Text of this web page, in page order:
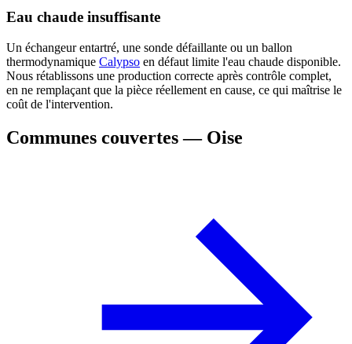
Eau chaude insuffisante
Un échangeur entartré, une sonde défaillante ou un ballon
thermodynamique Calypso en défaut limite l'eau chaude disponible.
Nous rétablissons une production correcte après contrôle complet,
en ne remplaçant que la pièce réellement en cause, ce qui maîtrise le
coût de l'intervention.
Communes couvertes — Oise